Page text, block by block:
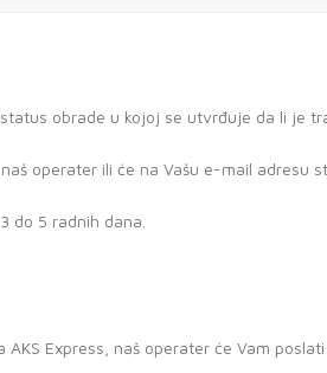
obrade u kojoj se utvrđuje da li je
operater ili će na Vašu e-mail adresu
do 5 radnih dana.
Express, naš operater će Vam poslati